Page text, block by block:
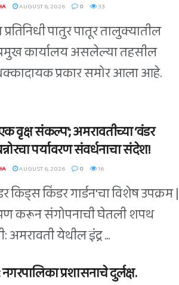
AUGUST 6, 2026 0 33
पातुर पातूर तालुक्यातील
कार्यालय असलेल्या तहसील
प्रकार समोर आला आहे.
एक वृक्ष संकल्प’; अमरावतीच्या ‘वंडर
पर्यावरण संवर्धनाचा संदेश!
AUGUST 6, 2026 0 16
किड्स किंडर गार्डन'चा विशेष उपक्रम |
करून संगोपनाची घेतली शपथ
अमरावती येथील इंद्र ...
प्रशासनाचे दुर्लक्ष.